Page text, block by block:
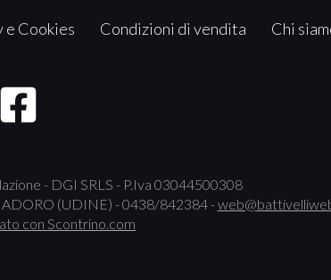
e Cookies Condizioni di vendita Chi
- DGI SRLS - P.Iva 03044500308
(UDINE) - 0438/842384 -
con Scontrino.com